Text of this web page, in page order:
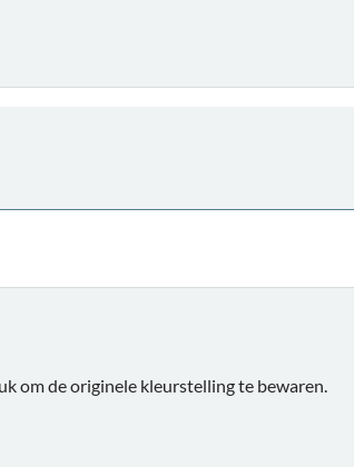
om de originele kleurstelling te bewaren.